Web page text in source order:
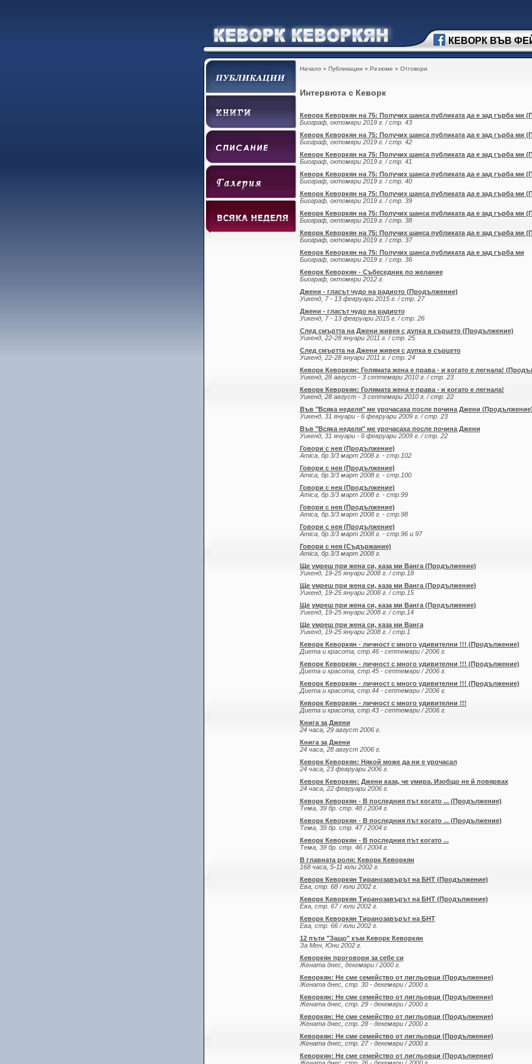
КЕВОРК ВЪВ
Начало » Публикации » Резюме » Отговори
Интервюта с Кеворк
Кеворк Кеворкян на 75: Получих шанса публиката да е зад гърба ми
Биограф, октомври 2019 г. / стр. 43
Кеворк Кеворкян на 75: Получих шанса публиката да е зад гърба ми
Биограф, октомври 2019 г. / стр. 42
Кеворк Кеворкян на 75: Получих шанса публиката да е зад гърба ми
Биограф, октомври 2019 г. / стр. 41
Кеворк Кеворкян на 75: Получих шанса публиката да е зад гърба ми
Биограф, октомври 2019 г. / стр. 40
Кеворк Кеворкян на 75: Получих шанса публиката да е зад гърба ми
Биограф, октомври 2019 г. / стр. 39
Кеворк Кеворкян на 75: Получих шанса публиката да е зад гърба ми
Биограф, октомври 2019 г. / стр. 38
Кеворк Кеворкян на 75: Получих шанса публиката да е зад гърба ми
Биограф, октомври 2019 г. / стр. 37
Кеворк Кеворкян на 75: Получих шанса публиката да е зад гърба ми
Биограф, октомври 2019 г. / стр. 36
Кеворк Кеворкян - Събеседник по желание
Биограф, октомври 2012 г.
Джени - гласът чудо на радиото (Продължение)
Уикенд, 7 - 13 февруари 2015 г. / стр. 27
Джени - гласът чудо на радиото
Уикенд, 7 - 13 февруари 2015 г. / стр. 26
След смъртта на Джени живея с дупка в сърцето (Продължение)
Уикенд, 22-28 януари 2011 г. / стр. 25
След смъртта на Джени живея с дупка в сърцето
Уикенд, 22-28 януари 2011 г. / стр. 24
Кеворк Кеворкян: Голямата жена е права - и когато е легнала!
Уикенд, 28 август - 3 септември 2010 г. / стр. 23
Кеворк Кеворкян: Голямата жена е права - и когато е легнала!
Уикенд, 28 август - 3 септември 2010 г. / стр. 22
Във "Всяка неделя" ме урочасаха после почина Джени (Продължение)
Уикенд, 31 януари - 6 февруари 2009 г. / стр. 23
Във "Всяка неделя" ме урочасаха после почина Джени
Уикенд, 31 януари - 6 февруари 2009 г. / стр. 22
Говори с нея (Продължение)
Amica, бр.3/3 март 2008 г. - стр.102
Говори с нея (Продължение)
Amica, бр.3/3 март 2008 г. - стр.100
Говори с нея (Продължение)
Amica, бр.3/3 март 2008 г. - стр.99
Говори с нея (Продължение)
Amica, бр.3/3 март 2008 г. - стр.98
Говори с нея (Продължение)
Amica, бр.3/3 март 2008 г. - стр.96 и 97
Говори с нея (Съдържание)
Amica, бр.3/3 март 2008 г.
Ще умреш при жена си, каза ми Ванга (Продължение)
Уикенд, 19-25 януари 2008 г. / стр.18
Ще умреш при жена си, каза ми Ванга (Продължение)
Уикенд, 19-25 януари 2008 г. / стр.15
Ще умреш при жена си, каза ми Ванга (Продължение)
Уикенд, 19-25 януари 2008 г. / стр.14
Ще умреш при жена си, каза ми Ванга
Уикенд, 19-25 януари 2008 г. / стр.1
Кеворк Кеворкян - личност с много удивителни !!! (Продължение)
Диета и красота, стр.46 - септември / 2006 г.
Кеворк Кеворкян - личност с много удивителни !!! (Продължение)
Диета и красота, стр.45 - септември / 2006 г.
Кеворк Кеворкян - личност с много удивителни !!! (Продължение)
Диета и красота, стр.44 - септември / 2006 г.
Кеворк Кеворкян - личност с много удивителни !!!
Диета и красота, стр.43 - септември / 2006 г.
Книга за Джени
24 часа, 29 август 2006 г.
Книга за Джени
24 часа, 28 август 2006 г.
Кеворк Кеворкян: Някой може да ни е урочасал
24 часа, 23 февруари 2006 г.
Кеворк Кеворкян: Джени каза, че умира. Изобщо не й повярвах
24 часа, 22 февруари 2006 г.
Кеворк Кеворкян - В последния път когато ... (Продължение)
Тема, 39 бр. стр. 48 / 2004 г.
Кеворк Кеворкян - В последния път когато ... (Продължение)
Тема, 39 бр. стр. 47 / 2004 г.
Кеворк Кеворкян - В последния път когато ...
Тема, 39 бр. стр. 46 / 2004 г.
В главната роля: Кеворк Кеворкян
168 часа, 5-11 юли 2002 г.
Кеворк Кеворкян Тиранозавърът на БНТ (Продължение)
Ева, стр. 68 / юли 2002 г.
Кеворк Кеворкян Тиранозавърът на БНТ (Продължение)
Ева, стр. 67 / юли 2002 г.
Кеворк Кеворкян Тиранозавърът на БНТ
Ева, стр. 66 / юли 2002 г.
12 пъти "Защо" към Кеворк Кеворкян
За Мен, Юни 2002 г.
Кеворкян проговори за себе си
Жената днес, декември / 2000 г.
Кеворкян: Не сме семейство от лигльовци (Продължение)
Жената днес, стр. 30 - декември / 2000 г.
Кеворкян: Не сме семейство от лигльовци (Продължение)
Жената днес, стр. 29 - декември / 2000 г.
Кеворкян: Не сме семейство от лигльовци (Продължение)
Жената днес, стр. 28 - декември / 2000 г.
Кеворкян: Не сме семейство от лигльовци (Продължение)
Жената днес, стр. 27 - декември / 2000 г.
Кеворкян: Не сме семейство от лигльовци (Продължение)